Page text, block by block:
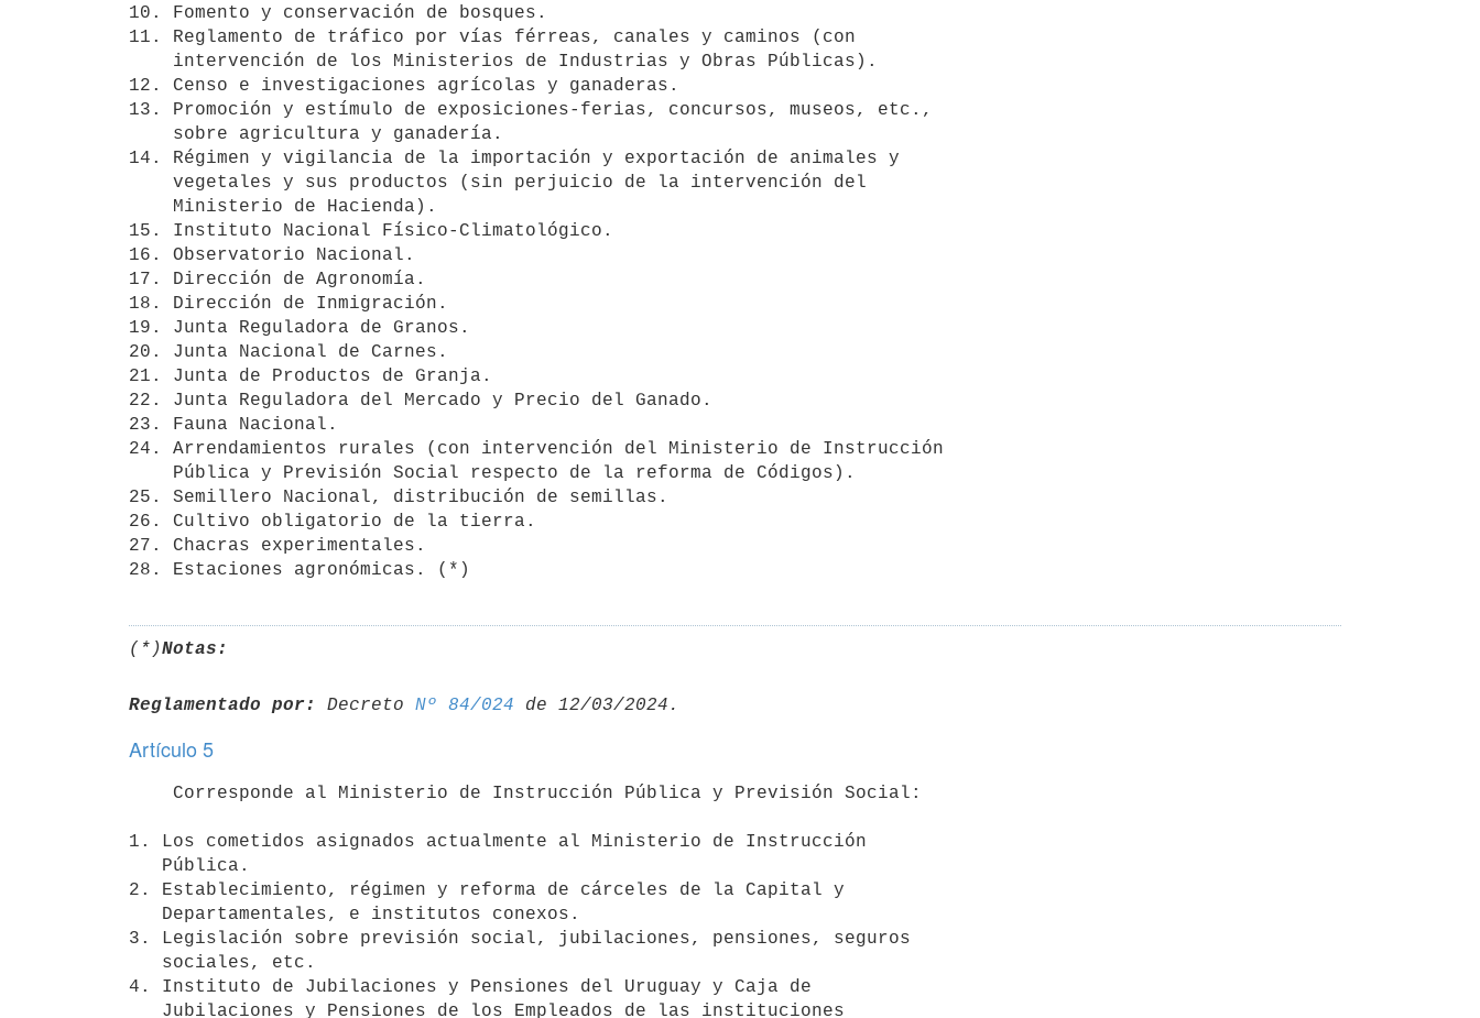
10. Fomento y conservación de bosques.
11. Reglamento de tráfico por vías férreas, canales y caminos (con
12. Censo e investigaciones agrícolas y ganaderas.
13. Promoción y estímulo de exposiciones-ferias, concursos, museos, etc.,
14. Régimen y vigilancia de la importación y exportación de animales y
15. Instituto Nacional Físico-Climatológico.
16. Observatorio Nacional.
17. Dirección de Agronomía.
18. Dirección de Inmigración.
19. Junta Reguladora de Granos.
20. Junta Nacional de Carnes.
21. Junta de Productos de Granja.
22. Junta Reguladora del Mercado y Precio del Ganado.
23. Fauna Nacional.
24. Arrendamientos rurales (con intervención del Ministerio de Instrucción
25. Semillero Nacional, distribución de semillas.
26. Cultivo obligatorio de la tierra.
27. Chacras experimentales.
28. Estaciones agronómicas. (*)
(*)Notas:
Reglamentado por: Decreto Nº 84/024
Artículo 5
1. Los cometidos asignados actualmente al Ministerio de Instrucción
2. Establecimiento, régimen y reforma de cárceles de la Capital y
3. Legislación sobre previsión social, jubilaciones, pensiones, seguros
4. Instituto de Jubilaciones y Pensiones del Uruguay y Caja de